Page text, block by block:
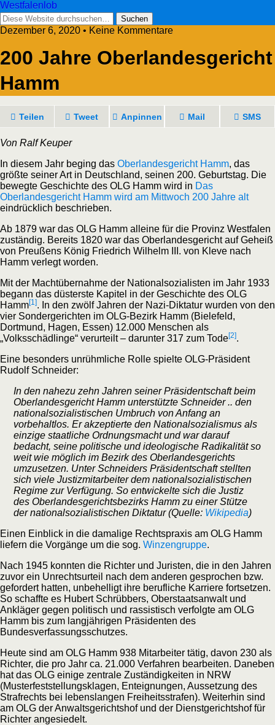
Westfalenlob
Dezember 6, 2020 • Keine Kommentare
200 Jahre Oberlandesgericht
Hamm
Teilen Tweet Anpinnen Mail SMS
Von Ralf Keuper
In diesem Jahr beging das Oberlandesgericht Hamm, das
größte seiner Art in Deutschland, seinen 200. Geburtstag. Die
bewegte Geschichte des OLG Hamm wird in Das
Oberlandesgericht Hamm wird am Mittwoch 200 Jahre alt
eindrücklich beschrieben.
Ab 1879 war das OLG Hamm alleine für die Provinz Westfalen
zuständig. Bereits 1820 war das Oberlandesgericht auf Geheiß
von Preußens König Friedrich Wilhelm III. von Kleve nach
Hamm verlegt worden.
Mit der Machtübernahme der Nationalsozialisten im Jahr 1933
begann das düsterste Kapitel in der Geschichte des OLG
Hamm[1]. In den zwölf Jahren der Nazi-Diktatur wurden von den
vier Sondergerichten im OLG-Bezirk Hamm (Bielefeld,
Dortmund, Hagen, Essen) 12.000 Menschen als
„Volksschädlinge“ verurteilt – darunter 317 zum Tode[2].
Eine besonders unrühmliche Rolle spielte OLG-Präsident
Rudolf Schneider:
In den nahezu zehn Jahren seiner Präsidentschaft beim
Oberlandesgericht Hamm unterstützte Schneider .. den
nationalsozialistischen Umbruch von Anfang an
vorbehaltlos. Er akzeptierte den Nationalsozialismus als
einzige staatliche Ordnungsmacht und war darauf
bedacht, seine politische und ideologische Radikalität so
weit wie möglich im Bezirk des Oberlandesgerichts
umzusetzen. Unter Schneiders Präsidentschaft stellten
sich viele Justizmitarbeiter dem nationalsozialistischen
Regime zur Verfügung. So entwickelte sich die Justiz
des Oberlandesgerichtsbezirks Hamm zu einer Stütze
der nationalsozialistischen Diktatur (Quelle: Wikipedia)
Einen Einblick in die damalige Rechtspraxis am OLG Hamm
liefern die Vorgänge um die sog. Winzengruppe.
Nach 1945 konnten die Richter und Juristen, die in den Jahren
zuvor ein Unrechtsurteil nach dem anderen gesprochen bzw.
gefordert hatten, unbehelligt ihre berufliche Karriere fortsetzen.
So schaffte es Hubert Schrübbers, Oberstaatsanwalt und
Ankläger gegen politisch und rassistisch verfolgte am OLG
Hamm bis zum langjährigen Präsidenten des
Bundesverfassungsschutzes.
Heute sind am OLG Hamm 938 Mitarbeiter tätig, davon 230 als
Richter, die pro Jahr ca. 21.000 Verfahren bearbeiten. Daneben
hat das OLG einige zentrale Zuständigkeiten in NRW
(Musterfeststellungsklagen, Enteignungen, Aussetzung des
Strafrechts bei lebenslangen Freiheitsstrafen). Weiterhin sind
am OLG der Anwaltsgerichtshof und der Dienstgerichtshof für
Richter angesiedelt.